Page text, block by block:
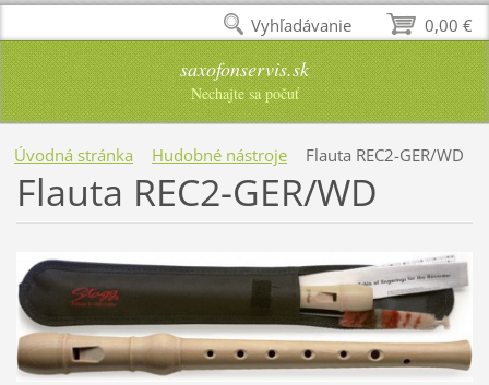
saxofonservis.sk
Nechajte sa počuť
Úvodná stránka Hudobné nástroje Flauta REC2-GER/WD
Flauta REC2-GER/WD
0,00 €
Vyhľadávanie